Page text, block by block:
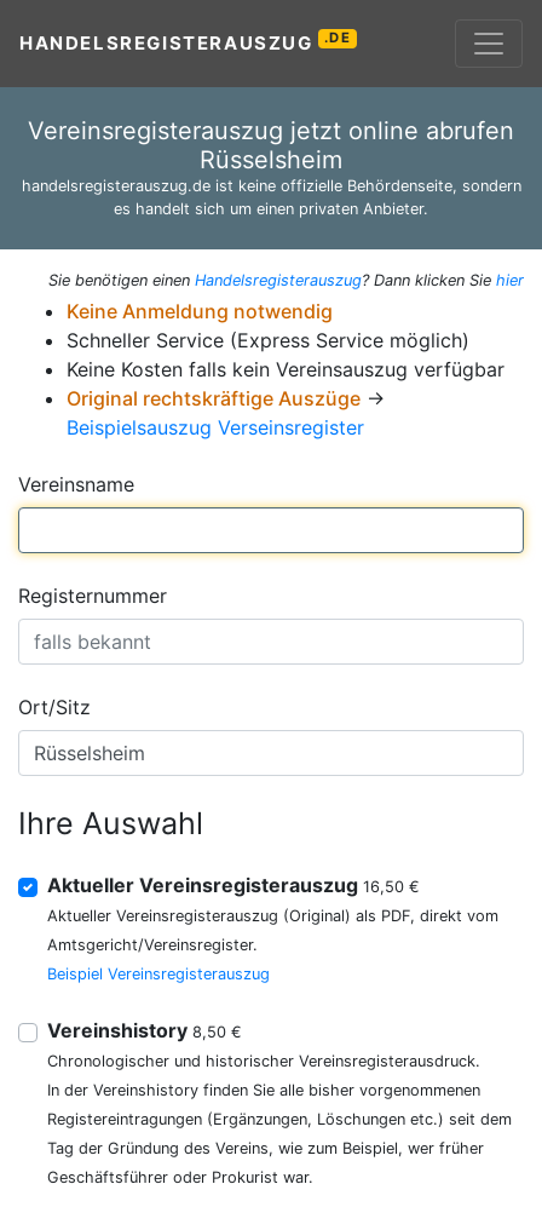
HANDELSREGISTERAUSZUG .DE
Vereinsregisterauszug jetzt online abrufen
Rüsselsheim
handelsregisterauszug.de ist keine offizielle Behördenseite, sondern
es handelt sich um einen privaten Anbieter.
Sie benötigen einen Handelsregisterauszug? Dann klicken Sie hier
Keine Anmeldung notwendig
Schneller Service (Express Service möglich)
Keine Kosten falls kein Vereinsauszug verfügbar
Original rechtskräftige Auszüge →
Beispielsauszug Verseinsregister
Vereinsname
Registernummer
Ort/Sitz
Ihre Auswahl
Aktueller Vereinsregisterauszug 16,50 €
Aktueller Vereinsregisterauszug (Original) als PDF, direkt vom
Amtsgericht/Vereinsregister.
Beispiel Vereinsregisterauszug
Vereinshistory 8,50 €
Chronologischer und historischer Vereinsregisterausdruck.
In der Vereinshistory finden Sie alle bisher vorgenommenen
Registereintragungen (Ergänzungen, Löschungen etc.) seit dem
Tag der Gründung des Vereins, wie zum Beispiel, wer früher
Geschäftsführer oder Prokurist war.